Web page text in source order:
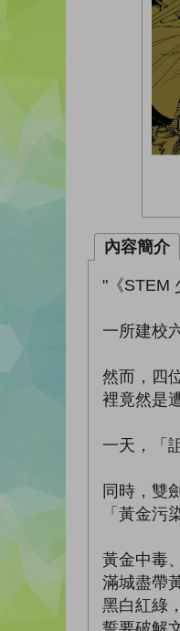
內容簡介
"《STEM
一所建校
然而，四
裡竟然是
一天，「
同時，雙
「黃金污
黃金中毒
滿城盡帶
黑白紅綠，